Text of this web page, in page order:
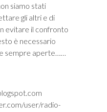
siamo stati
gli altri e di
evitare il confronto
è necessario
sempre aperte……
user/radio-